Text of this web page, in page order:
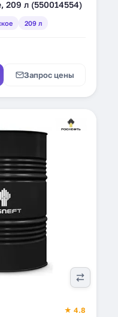
209 л (550014554)
209 л
Запрос цены
★ 4.8